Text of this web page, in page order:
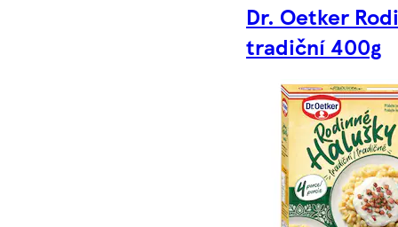
Dr. Oetker
tradiční 400g